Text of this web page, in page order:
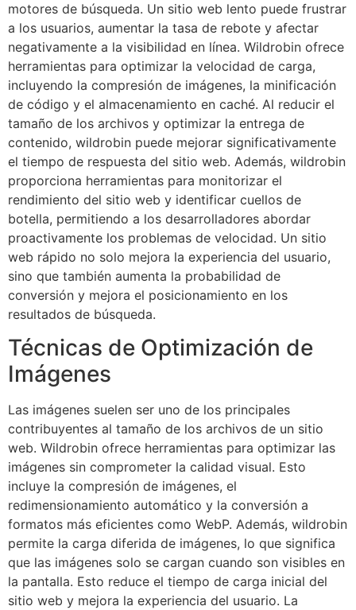
motores de búsqueda. Un sitio web lento puede frustrar
a los usuarios, aumentar la tasa de rebote y afectar
negativamente a la visibilidad en línea. Wildrobin ofrece
herramientas para optimizar la velocidad de carga,
incluyendo la compresión de imágenes, la minificación
de código y el almacenamiento en caché. Al reducir el
tamaño de los archivos y optimizar la entrega de
contenido, wildrobin puede mejorar significativamente
el tiempo de respuesta del sitio web. Además, wildrobin
proporciona herramientas para monitorizar el
rendimiento del sitio web y identificar cuellos de
botella, permitiendo a los desarrolladores abordar
proactivamente los problemas de velocidad. Un sitio
web rápido no solo mejora la experiencia del usuario,
sino que también aumenta la probabilidad de
conversión y mejora el posicionamiento en los
resultados de búsqueda.
Técnicas de Optimización de
Imágenes
Las imágenes suelen ser uno de los principales
contribuyentes al tamaño de los archivos de un sitio
web. Wildrobin ofrece herramientas para optimizar las
imágenes sin comprometer la calidad visual. Esto
incluye la compresión de imágenes, el
redimensionamiento automático y la conversión a
formatos más eficientes como WebP. Además, wildrobin
permite la carga diferida de imágenes, lo que significa
que las imágenes solo se cargan cuando son visibles en
la pantalla. Esto reduce el tiempo de carga inicial del
sitio web y mejora la experiencia del usuario. La